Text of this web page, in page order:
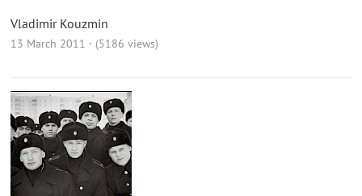
Vladimir Kouzmin
13 March 2011 · (5186 views)